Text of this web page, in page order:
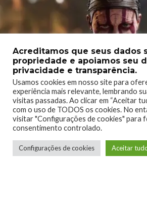
Como foi dito acima, a Microsoft
receberemos atualizações sobre os
Game Studios, provavelmente veremos
incrível
Forza Horizon 5
que já tem data
marcada, aguardamos ansiosamente
Acreditamos que seus dados
propriedade e apoiamos seu
privacidade e transparência.
Usamos cookies em nosso site para
experiência mais relevante, lembrando
visitas passadas. Ao clicar em “Aceitar
com o uso de TODOS os cookies. No
visitar "Configurações de cookies" para
consentimento controlado.
Configurações de cookies Aceitar